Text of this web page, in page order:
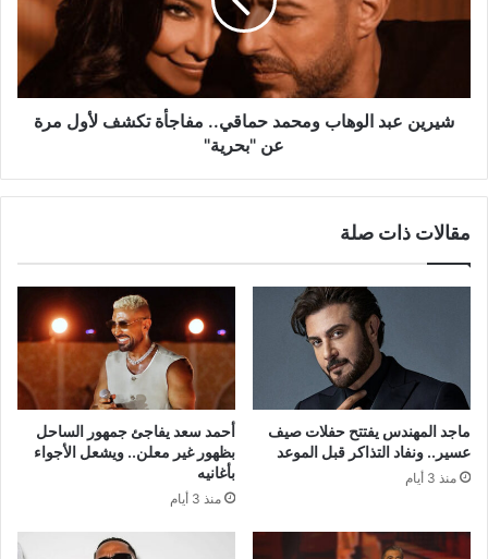
مفاجأة
مرة
عنشيرين عبد الوهاب ومحمد حماقي.. مفاجأة تكشف لأول مرة
عن "بحرية"
مقالات ذات صلة
ماجد المهندس يفتتح حفلات صيف
عسير.. ونفاد التذاكر قبل الموعد
منذ 3 أيام
أحمد سعد يفاجئ جمهور الساحل
بظهور غير معلن.. ويشعل الأجواء
بأغانيه
منذ 3 أيام